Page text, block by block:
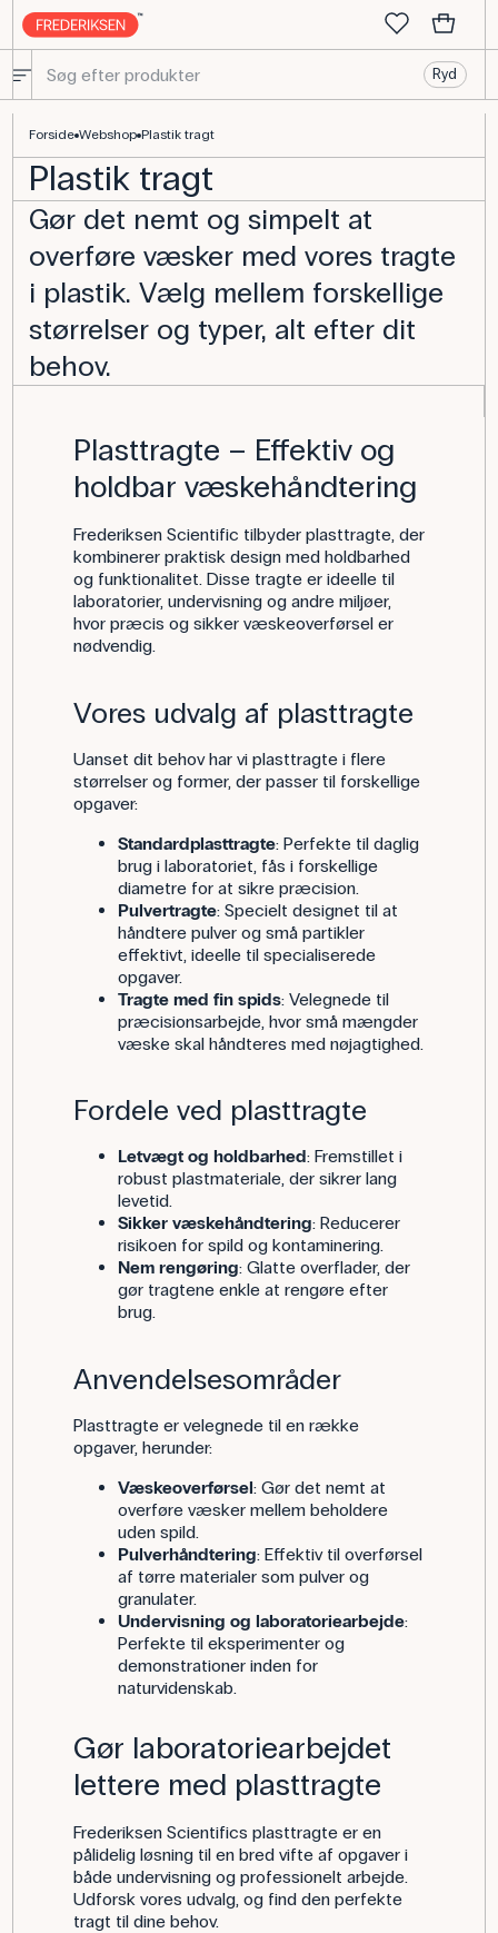
Ryd
Forside Webshop Plastik tragt
Plastik tragt
Gør det nemt og simpelt at
overføre væsker med vores tragte
i plastik. Vælg mellem forskellige
størrelser og typer, alt efter dit
behov.
Plasttragte – Effektiv og
holdbar væskehåndtering
Frederiksen Scientific tilbyder plasttragte, der
kombinerer praktisk design med holdbarhed
og funktionalitet. Disse tragte er ideelle til
laboratorier, undervisning og andre miljøer,
hvor præcis og sikker væskeoverførsel er
nødvendig.
Vores udvalg af plasttragte
Uanset dit behov har vi plasttragte i flere
størrelser og former, der passer til forskellige
opgaver:
Standardplasttragte: Perfekte til daglig
brug i laboratoriet, fås i forskellige
diametre for at sikre præcision.
Pulvertragte: Specielt designet til at
håndtere pulver og små partikler
effektivt, ideelle til specialiserede
opgaver.
Tragte med fin spids: Velegnede til
præcisionsarbejde, hvor små mængder
væske skal håndteres med nøjagtighed.
Fordele ved plasttragte
Letvægt og holdbarhed: Fremstillet i
robust plastmateriale, der sikrer lang
levetid.
Sikker væskehåndtering: Reducerer
risikoen for spild og kontaminering.
Nem rengøring: Glatte overflader, der
gør tragtene enkle at rengøre efter
brug.
Anvendelsesområder
Plasttragte er velegnede til en række
opgaver, herunder:
Væskeoverførsel: Gør det nemt at
overføre væsker mellem beholdere
uden spild.
Pulverhåndtering: Effektiv til overførsel
af tørre materialer som pulver og
granulater.
Undervisning og laboratoriearbejde:
Perfekte til eksperimenter og
demonstrationer inden for
naturvidenskab.
Gør laboratoriearbejdet
lettere med plasttragte
Frederiksen Scientifics plasttragte er en
pålidelig løsning til en bred vifte af opgaver i
både undervisning og professionelt arbejde.
Udforsk vores udvalg, og find den perfekte
tragt til dine behov.